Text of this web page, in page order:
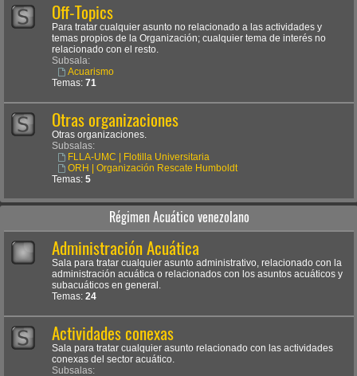
Off-Topics
Para tratar cualquier asunto no relacionado a las actividades y
temas propios de la Organización; cualquier tema de interés no
relacionado con el resto.
Subsala:
Acuarismo
Temas: 71
Otras organizaciones
Otras organizaciones.
Subsalas:
FLLA-UMC | Flotilla Universitaria
ORH | Organización Rescate Humboldt
Temas: 5
Régimen Acuático venezolano
Administración Acuática
Sala para tratar cualquier asunto administrativo, relacionado con la
administración acuática o relacionados con los asuntos acuáticos y
subacuáticos en general.
Temas: 24
Actividades conexas
Sala para tratar cualquier asunto relacionado con las actividades
conexas del sector acuático.
Subsalas: